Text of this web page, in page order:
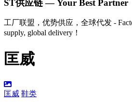
ST供应链 — Your Best Partner
工厂联盟，优势供应，全球代发 -
supply, global delivery！
匡威
匡威 鞋类